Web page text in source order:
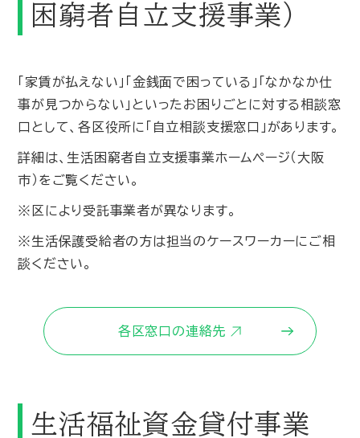
困窮者自立支援事業）
「家賃が払えない」「金銭面で困っている」「なかなか仕
事が見つからない」といったお困りごとに対する相談窓
口として、各区役所に「自立相談支援窓口」があります。
詳細は、生活困窮者自立支援事業ホームページ（大阪
市）をご覧ください。
※区により受託事業者が異なります。
※生活保護受給者の方は担当のケースワーカーにご相
談ください。
各区窓口の連絡先
生活福祉資金貸付事業